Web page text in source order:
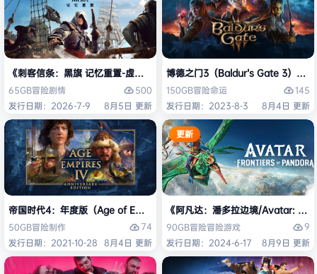
《刺客信条：黑旗 记忆重置-虚拟机版/Assassin’s Creed Black Flag
65GB冒险剧情
500
发行日期：2026-7-9
8月5日 更新
博德之门3（Baldur’s Gate 3）免安
150GB冒险命运
145
发行日期：2023-8-3
8月4日 更新
帝国时代4：年度版（Age of Empires IV: Anniversary Edition）免安装
50GB冒险制作
74
发行日期：2021-10-28 8月4日 更新
更新
《阿凡达：潘多拉边境/Avatar:
90GB冒险冒险游戏
9
发行日期：2024-6-17
8月9日 更新